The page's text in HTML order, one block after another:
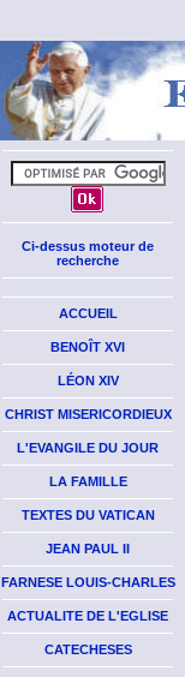
Ci-dessus moteur de
recherche
ACCUEIL
BENOÎT XVI
LÉON XIV
CHRIST MISERICORDIEUX
L'EVANGILE DU JOUR
LA FAMILLE
TEXTES DU VATICAN
JEAN PAUL II
FARNESE LOUIS-CHARLES
ACTUALITE DE L'EGLISE
CATECHESES